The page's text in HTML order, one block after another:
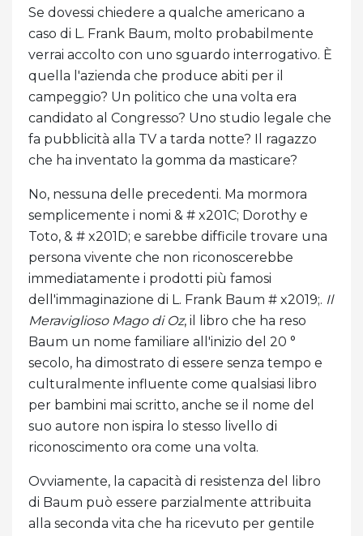
Se dovessi chiedere a qualche americano a
caso di L. Frank Baum, molto probabilmente
verrai accolto con uno sguardo interrogativo. È
quella l'azienda che produce abiti per il
campeggio? Un politico che una volta era
candidato al Congresso? Uno studio legale che
fa pubblicità alla TV a tarda notte? Il ragazzo
che ha inventato la gomma da masticare?
No, nessuna delle precedenti. Ma mormora
semplicemente i nomi & # x201C; Dorothy e
Toto, & # x201D; e sarebbe difficile trovare una
persona vivente che non riconoscerebbe
immediatamente i prodotti più famosi
dell'immaginazione di L. Frank Baum # x2019;. Il
Meraviglioso Mago di Oz, il libro che ha reso
Baum un nome familiare all'inizio del 20 °
secolo, ha dimostrato di essere senza tempo e
culturalmente influente come qualsiasi libro
per bambini mai scritto, anche se il nome del
suo autore non ispira lo stesso livello di
riconoscimento ora come una volta.
Ovviamente, la capacità di resistenza del libro
di Baum può essere parzialmente attribuita
alla seconda vita che ha ricevuto per gentile